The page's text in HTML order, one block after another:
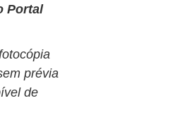
Portal
prévia
de